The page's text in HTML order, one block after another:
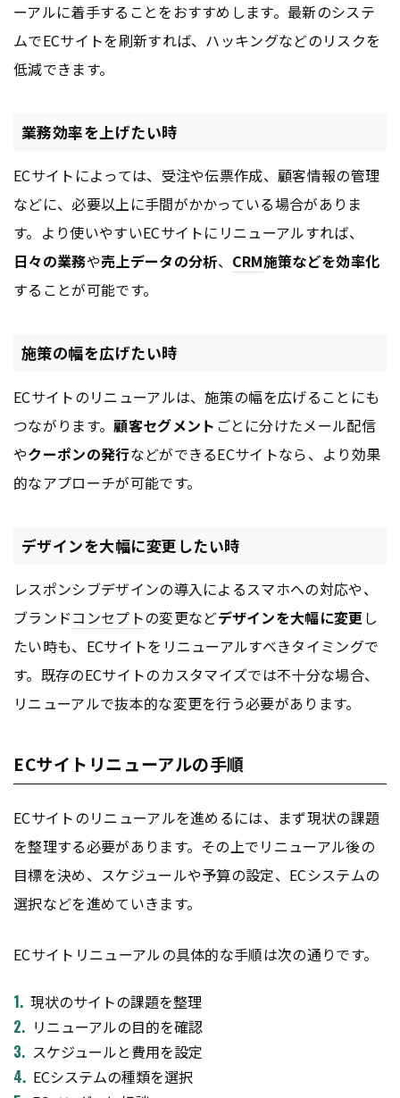
ーアルに着手することをおすすめします。最新のシステ
ムでECサイトを刷新すれば、ハッキングなどのリスクを
低減できます。
業務効率を上げたい時
ECサイトによっては、受注や伝票作成、顧客情報の管理
などに、必要以上に手間がかかっている場合がありま
す。より使いやすいECサイトにリニューアルすれば、
日々の業務や売上データの分析、 CRM施策などを効率化
することが可能です。
施策の幅を広げたい時
ECサイトのリニューアルは、施策の幅を広げることにも
つながります。顧客セグメント ごとに分けたメール配信
やクーポンの発行などができるECサイトなら、より効果
的なアプローチが可能です。
デザインを大幅に変更したい時
レスポンシブデザインの導入によるスマホへの対応や、
ブランドコンセプトの変更などデザインを大幅に変更し
たい時も、ECサイトをリニューアルすべきタイミングで
す。既存のECサイトのカスタマイズでは不十分な場合、
リニューアルで抜本的な変更を行う必要があります。
ECサイトリニューアルの手順
ECサイトのリニューアルを進めるには、まず現状の課題
を整理する必要があります。その上でリニューアル後の
目標を決め、スケジュールや予算の設定、ECシステムの
選択などを進めていきます。
ECサイトリニューアルの具体的な手順は次の通りです。
現状のサイトの課題を整理
リニューアルの目的を確認
スケジュールと費用を設定
ECシステムの種類を選択